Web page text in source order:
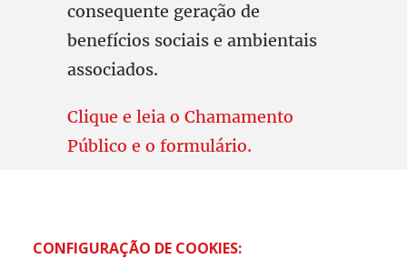
consequente geração de
benefícios sociais e ambientais
associados.
Clique e leia o Chamamento
Público e o formulário.
CONFIGURAÇÃO DE COOKIES: